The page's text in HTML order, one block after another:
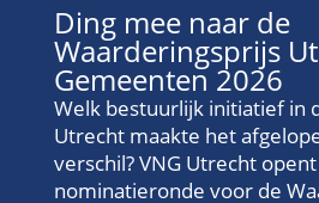
Ding mee naar de
Waarderingsprijs
Gemeenten 2026
Welk bestuurlijk initiatief in
Utrecht maakte het
verschil? VNG Utrecht
nominatieronde voor de